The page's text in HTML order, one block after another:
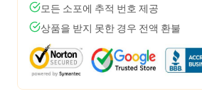
모든 소포에 추적 번호 제공
상품을 받지 못한 경우 전액 환불